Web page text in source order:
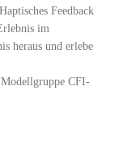
Feedback
im
heraus und erlebe
CFI-